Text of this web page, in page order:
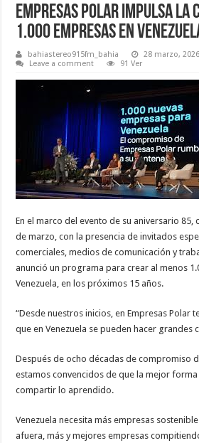
Empresas Polar impulsa la
1.000 empresas en
bahiastereo915fm_bahia 28 marzo, 2026
Leave a comment
91 Ver
En el marco del evento de su aniversario
de marzo, con la presencia de invitados
comerciales, medios de comunicación y
anunció un programa para crear al menos
Venezuela, en los próximos 15 años.
“Desde nuestros inicios, en Empresas Polar
que en Venezuela se pueden hacer grandes
Después de ocho décadas de compromiso
estamos convencidos de que la mejor
compartir lo aprendido.
Venezuela necesita más empresas
afuera, más y mejores empresas